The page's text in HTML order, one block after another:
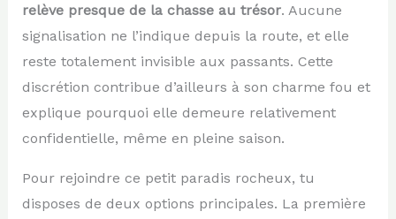
relève presque de la chasse au trésor. Aucune
signalisation ne l’indique depuis la route, et elle
reste totalement invisible aux passants. Cette
discrétion contribue d’ailleurs à son charme fou et
explique pourquoi elle demeure relativement
confidentielle, même en pleine saison.
Pour rejoindre ce petit paradis rocheux, tu
disposes de deux options principales. La première